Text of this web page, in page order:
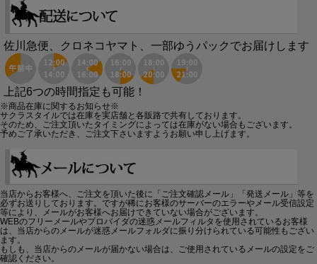
佐川急便、クロネコヤマト、一部ゆうパックでお届けします
上記6つの時間指定も可能！
※商品在庫に関するお知らせ※
サクラスタイルでは在庫を実店舗と各販路で共有しております。
そのため、ご注文頂いたタイミングによっては在庫がない場合もございます。
予めご了承いただき、ご注文下さいますようお願い申し上げます。
当店からお客様へ、ご注文を頂いた後に「ご注文確認メール」「発送メール」等を
必ずお送りしております。ですが稀にお客様のサーバーのエラーやメール受信設定
等により、メールがお客様へお届けできていない場合がございます。
WEBのフリーメールやプロバイダの迷惑メールフィルタを使用されているお客様
は、当店からのメールが迷惑メールフォルダに振り分けられている可能性もござい
ます。
もしも、当店からのメールが届かない場合は、ご使用されているメールの設定をご
確認ください。